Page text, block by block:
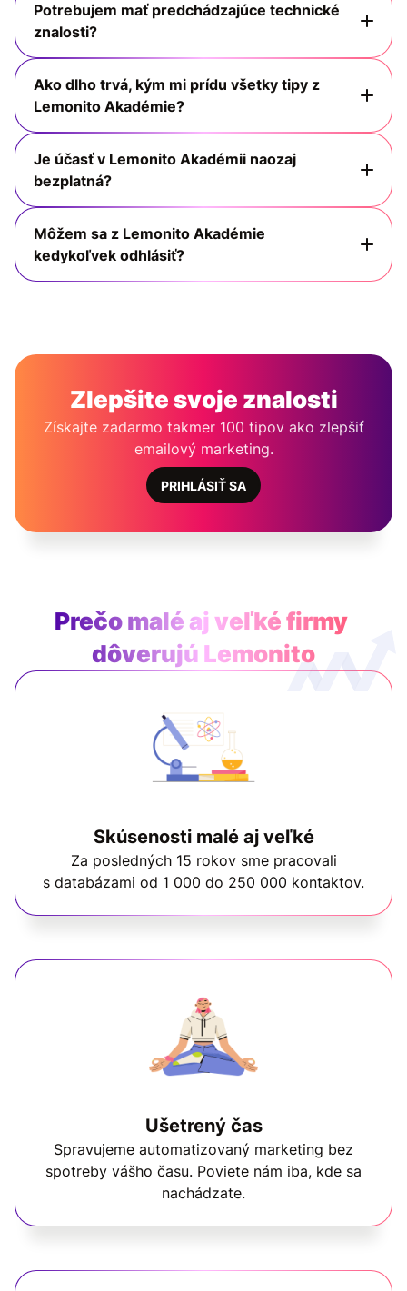
Potrebujem mať predchádzajúce technické
znalosti?
Ako dlho trvá, kým mi prídu všetky tipy z
Lemonito Akadémie?
Je účasť v Lemonito Akadémii naozaj
bezplatná?
Môžem sa z Lemonito Akadémie
kedykoľvek odhlásiť?
Zlepšite svoje znalosti
Získajte zadarmo takmer 100 tipov ako zlepšiť
emailový marketing.
PRIHLÁSIŤ SA
Prečo malé aj veľké firmy
dôverujú Lemonito
Skúsenosti malé aj veľké
Za posledných 15 rokov sme pracovali
s databázami od 1 000 do 250 000 kontaktov.
Ušetrený čas
Spravujeme automatizovaný marketing bez
spotreby vášho času. Poviete nám iba, kde sa
nachádzate.